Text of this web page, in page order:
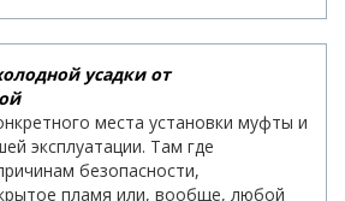
усадки от
места установки муфты и
эксплуатации. Там где
безопасности,
пламя или, вообще, любой